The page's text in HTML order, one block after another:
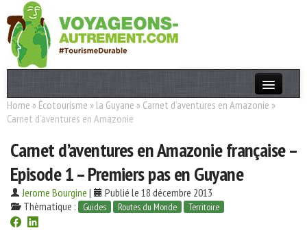
Actualités
Destinations
Acteurs
Thèmes
Home » Écotourisme » la Guyane » Carnet d’aventures en Amazonie »
Carnet d’aventures en Amazonie
Carnet d’aventures en Amazonie française –
Episode 1 – Premiers pas en Guyane
Jerome Bourgine |
Publié le 18 décembre 2013
Thèmatique :
Guides Routes du Monde Territoire